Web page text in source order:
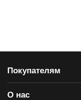
Покупателям
О нас